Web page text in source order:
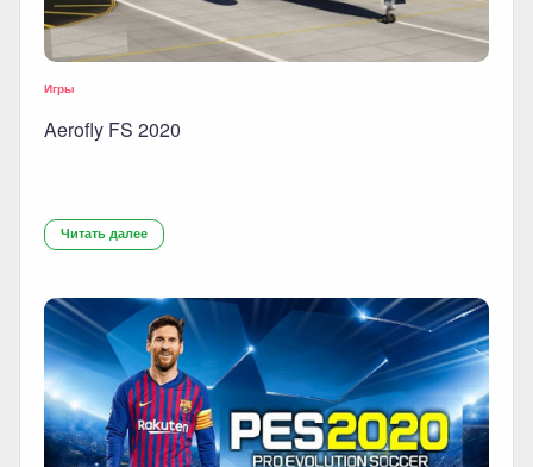
Игры
Aerofly FS 2020
Читать далее